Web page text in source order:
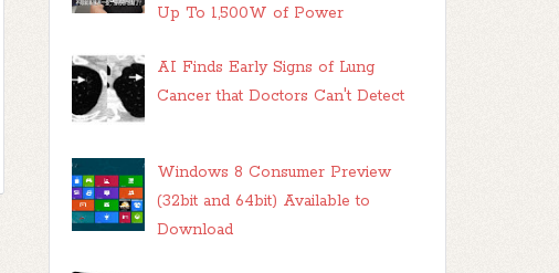
Up To 1,500W of Power
AI Finds Early Signs of Lung
Cancer that Doctors Can't Detect
Windows 8 Consumer Preview
(32bit and 64bit) Available to
Download